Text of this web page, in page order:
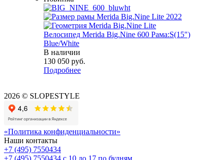
Велосипед Merida Big.Nine 600 Рама:S(15")
Blue/White
В наличии
130 050 руб.
Подробнее
2026 © SLOPESTYLE
«Политика конфиденциальности»
Наши контакты
+7 (495) 7550434
+7 (495) 7550434 с 10 до 17 по будням